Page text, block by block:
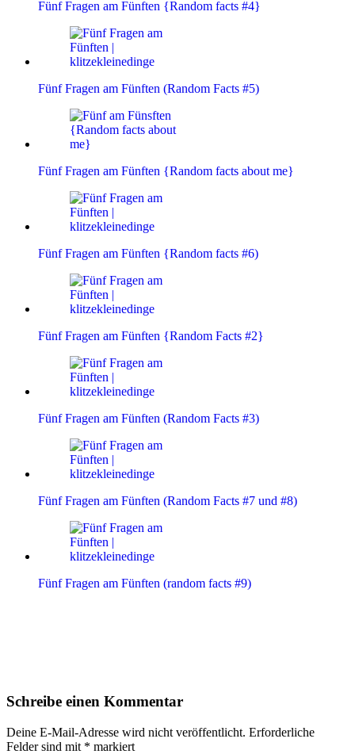
Fünf Fragen am Fünften {Random facts #4}
Fünf Fragen am Fünften (Random Facts #5)
Fünf Fragen am Fünften {Random facts about me}
Fünf Fragen am Fünften {Random facts #6)
Fünf Fragen am Fünften {Random Facts #2}
Fünf Fragen am Fünften (Random Facts #3)
Fünf Fragen am Fünften (Random Facts #7 und #8)
Fünf Fragen am Fünften (random facts #9)
Interaktionen
Schreibe einen Kommentar
Deine E-Mail-Adresse wird nicht veröffentlicht. Erforderliche
Felder sind mit * markiert